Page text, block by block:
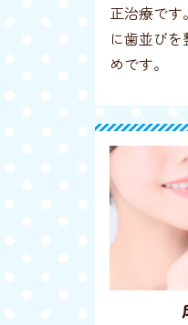
正治療で
に歯並び
めです。